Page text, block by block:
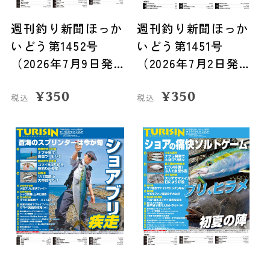
週刊釣り新聞ほっか
いどう第1452号
（2026年7月9日発
税込 ¥350
週刊釣り新聞ほっか
いどう第1451号
（2026年7月2日発
税込 ¥350